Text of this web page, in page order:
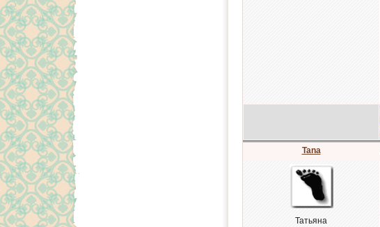
Tana
Татьяна